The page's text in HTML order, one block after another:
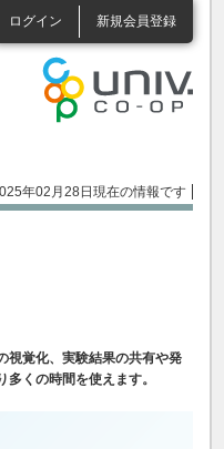
ログイン 新規会員登録
年02月28日現在の情報です
視覚化、実験結果の共有や発
くの時間を使えます。